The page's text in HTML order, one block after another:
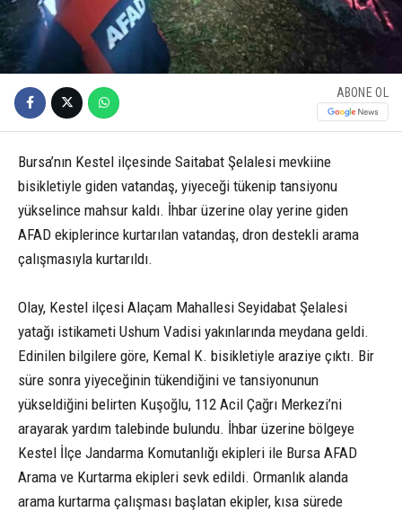
ABONE OL
Bursa’nın Kestel ilçesinde Saitabat Şelalesi mevkiine
bisikletiyle giden vatandaş, yiyeceği tükenip tansiyonu
yükselince mahsur kaldı. İhbar üzerine olay yerine giden
AFAD ekiplerince kurtarılan vatandaş, dron destekli arama
çalışmasıyla kurtarıldı.
Olay, Kestel ilçesi Alaçam Mahallesi Seyidabat Şelalesi
yatağı istikameti Ushum Vadisi yakınlarında meydana geldi.
Edinilen bilgilere göre, Kemal K. bisikletiyle araziye çıktı. Bir
süre sonra yiyeceğinin tükendiğini ve tansiyonunun
yükseldiğini belirten Kuşoğlu, 112 Acil Çağrı Merkezi’ni
arayarak yardım talebinde bulundu. İhbar üzerine bölgeye
Kestel İlçe Jandarma Komutanlığı ekipleri ile Bursa AFAD
Arama ve Kurtarma ekipleri sevk edildi. Ormanlık alanda
arama kurtarma çalışması başlatan ekipler, kısa sürede